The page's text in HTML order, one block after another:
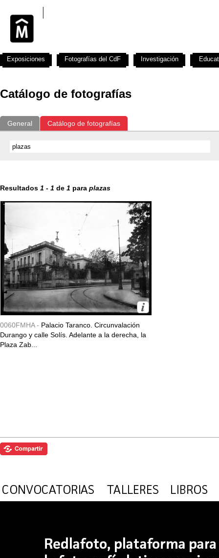
Catálogo de fotografías
General Catálogo de fotografías
Resultados 1 - 1 de 1 para plazas
0060FMHA - Palacio Taranco. Circunvalación
Durango y calle Solís. Adelante a la derecha, la
Plaza Zab...
Exposiciones Fotografías del CdF Investigación